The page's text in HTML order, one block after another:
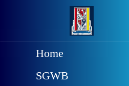
Home
SGWB
Scherpenzeel